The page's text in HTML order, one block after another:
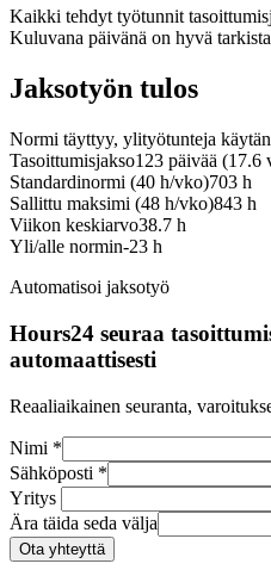
Kaikki tehdyt työtunnit
Kuluvana päivänä on hyvä
Jaksotyön tulos
Normi täyttyy, ylityötunteja
Tasoittumisjakso123 päivää (17.6
Standardinormi (40 h/vko)703 h
Sallittu maksimi (48 h/vko)843 h
Viikon keskiarvo38.7 h
Yli/alle normin-23 h
Automatisoi jaksotyö
Hours24 seuraa
automaattisesti
Reaaliaikainen seuranta,
Nimi *
Sähköposti *
Yritys
Ära täida seda välja
Ota yhteyttä